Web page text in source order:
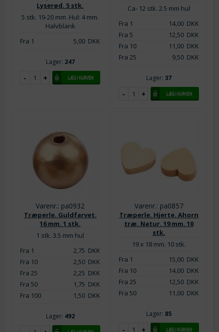
Lyserød. 5 stk.
5 stk. 19-20 mm .Hul: 4 mm.
Halvblank
Fra 1
5,00DKK
Lager: 247
Ca- 12 stk. 2.5 mm hul
Fra 1
14,00DKK
Fra 5
12,50DKK
Fra 10
11,00DKK
Fra 25
9,50DKK
Lager: 37
Varenr.: pa0932
Træperle. Guldfarvet.
16 mm. 1 stk.
1 stk. 3.5 mm hul
Fra 1
2,75 DKK
Fra 10
2,50DKK
Fra 25
2,25 DKK
Fra 50
1,75 DKK
Fra 100
1,50DKK
Lager: 492
Varenr.: pa0857
Træperle. Hjerte. Ahorn
træ. Natur. 19 mm. 10
stk.
19 x 18 mm. 10 stk.
Fra 1
15,00DKK
Fra 10
14,00DKK
Fra 25
12,50DKK
Fra 50
11,00DKK
Lager: 85